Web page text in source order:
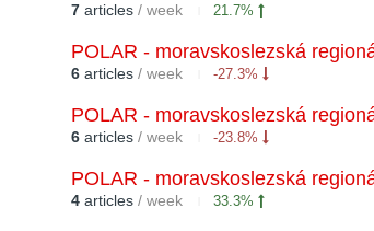
7 articles/ week 21.7%
POLAR - moravskoslezská
6 articles/ week -27.3%
POLAR - moravskoslezská
6 articles/ week -23.8%
POLAR - moravskoslezská
4 articles/ week 33.3%